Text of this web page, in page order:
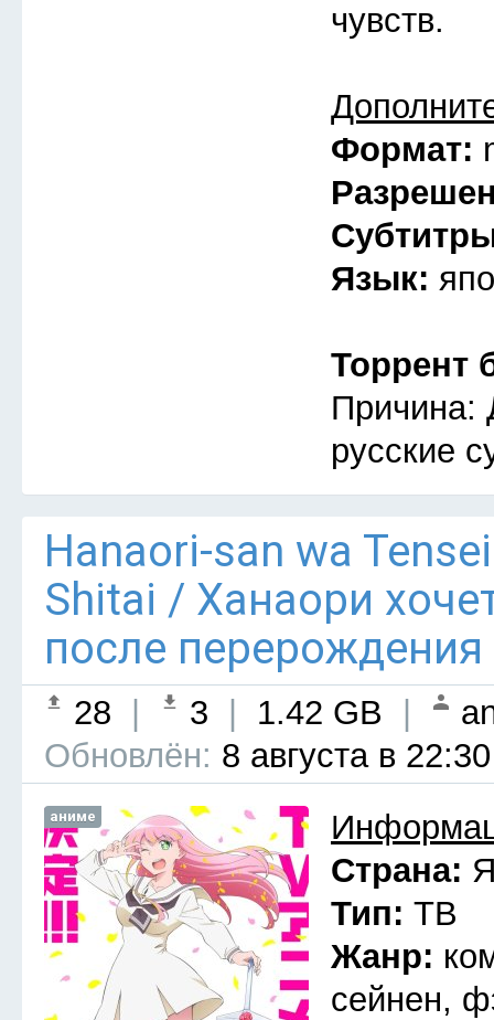
чувств.
Формат:
Язык:
Торрент
Причина:
русские
Hanaori-san wa
Shitai / Ханаори
после
28 3 1.42 GB
Обновлён: 8 августа в 22:30
аниме
Страна:
Тип: ТВ
Жанр:
сейнен,